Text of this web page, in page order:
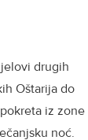
drugih
Oštarija do
iz zone
noć.